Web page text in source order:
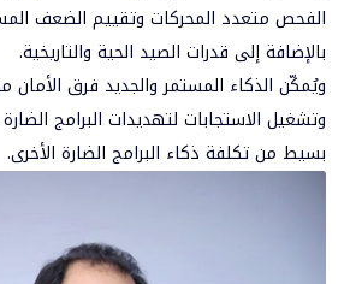
الفحص متعدد المحركات وتقييم الضعف
بالإضافة إلى قدرات الصيد الحية والتاريخية.
ويُمكّن الذكاء المستمر والجديد فرق الأمان
وتشغيل الاستجابات لتهديدات البرامج
بسيط من تكلفة ذكاء البرامج الضارة الأخرى.